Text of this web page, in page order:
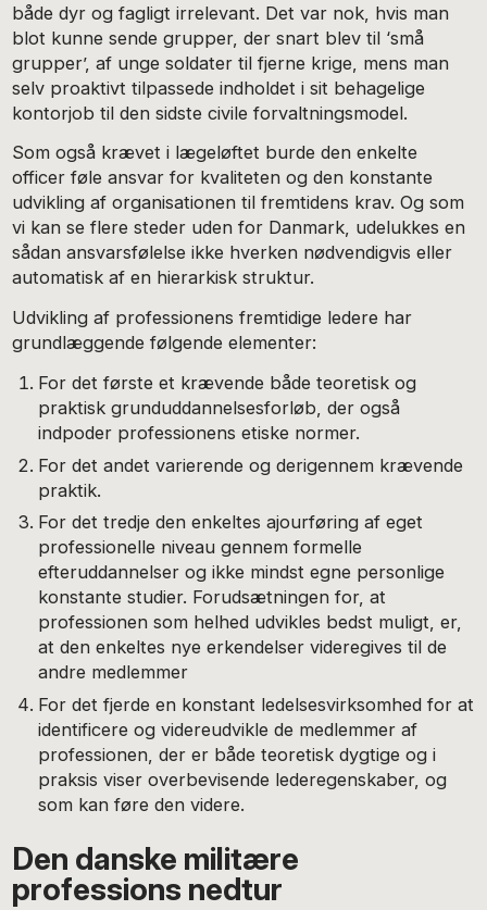
både dyr og fagligt irrelevant. Det var nok, hvis man
blot kunne sende grupper, der snart blev til ‘små
grupper’, af unge soldater til fjerne krige, mens man
selv proaktivt tilpassede indholdet i sit behagelige
kontorjob til den sidste civile forvaltningsmodel.
Som også krævet i lægeløftet burde den enkelte
officer føle ansvar for kvaliteten og den konstante
udvikling af organisationen til fremtidens krav. Og som
vi kan se flere steder uden for Danmark, udelukkes en
sådan ansvarsfølelse ikke hverken nødvendigvis eller
automatisk af en hierarkisk struktur.
Udvikling af professionens fremtidige ledere har
grundlæggende følgende elementer:
For det første et krævende både teoretisk og
praktisk grunduddannelsesforløb, der også
indpoder professionens etiske normer.
For det andet varierende og derigennem krævende
praktik.
For det tredje den enkeltes ajourføring af eget
professionelle niveau gennem formelle
efteruddannelser og ikke mindst egne personlige
konstante studier. Forudsætningen for, at
professionen som helhed udvikles bedst muligt, er,
at den enkeltes nye erkendelser videregives til de
andre medlemmer
For det fjerde en konstant ledelsesvirksomhed for at
identificere og videreudvikle de medlemmer af
professionen, der er både teoretisk dygtige og i
praksis viser overbevisende lederegenskaber, og
som kan føre den videre.
Den danske militære
professions nedtur